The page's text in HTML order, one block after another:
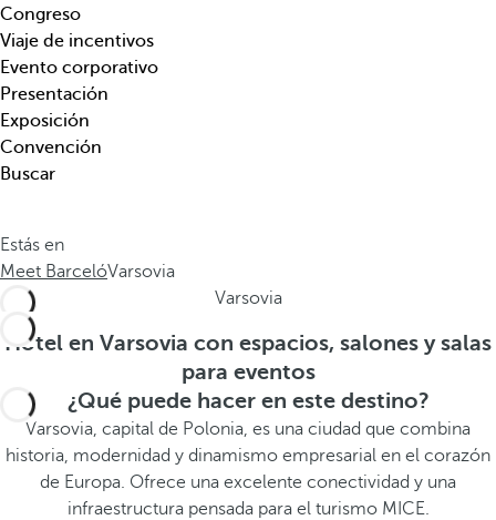
e
m
á
t
i
c
a
.
c
h
a
h
a
c
i
b
a
,
b
Congreso
Viaje de incentivos
Evento corporativo
Presentación
Exposición
Convención
Buscar
Estás en
Meet BarcelóVarsovia
Varsovia
Hotel en Varsovia con espacios, salones y salas
para eventos
¿Qué puede hacer en este destino?
Varsovia, capital de Polonia, es una ciudad que combina
historia, modernidad y dinamismo empresarial en el corazón
de Europa. Ofrece una excelente conectividad y una
infraestructura pensada para el turismo MICE.